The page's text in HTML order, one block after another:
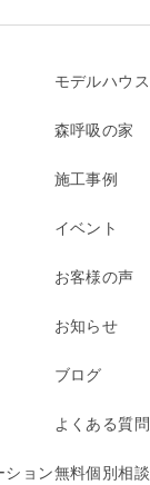
ション
モデルハウス
森呼吸の家
施工事例
イベント
お客様の声
お知らせ
ブログ
よくある質問
無料個別相談